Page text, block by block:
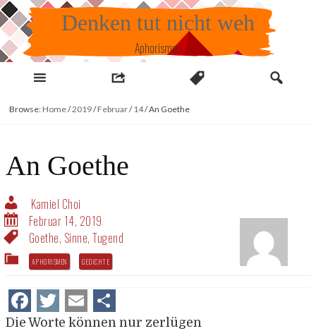
Skip
to
content
Denken tut nicht weh
Aphorismen
Browse: Home/2019/Februar/14/An Goethe
An Goethe
Kamiel Choi
Februar 14, 2019
Goethe, Sinne, Tugend
APHORISMEN GEDICHTE
Facebook
Twitter
Email
Die Worte können nur zerlügen